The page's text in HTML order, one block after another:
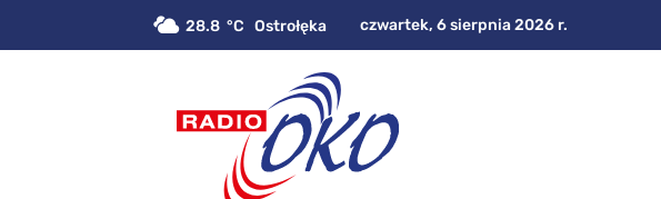
28.8 C Ostrołęka czwartek, 6 sierpnia 2026 r.